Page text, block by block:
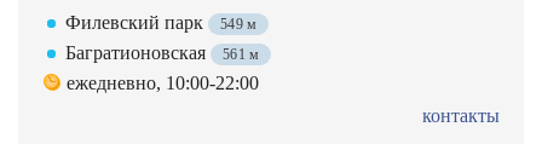
Филевский парк
549 м
Багратионовская 561 м
ежедневно, 10:00-22:00
контакты